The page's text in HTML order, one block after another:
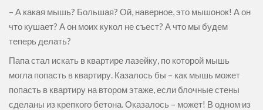
– А какая мышь? Большая? Ой, наверное, это мышонок! А он
что кушает? А он моих кукол не съест? А что мы будем
теперь делать?
Папа стал искать в квартире лазейку, по которой мышь
могла попасть в квартиру. Казалось бы – как мышь может
попасть в квартиру на втором этаже, если блочные стены
сделаны из крепкого бетона. Оказалось – может! В одном из